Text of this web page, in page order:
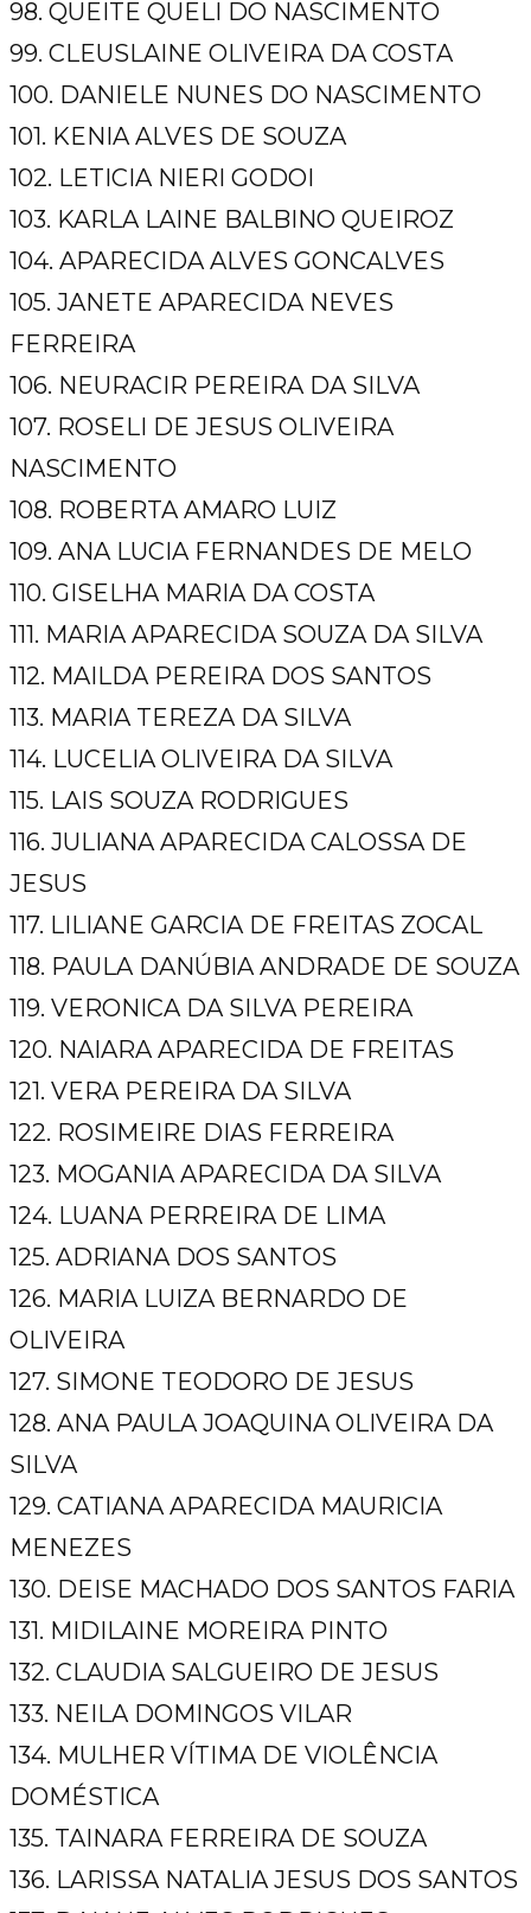
98. QUEITE QUELI DO NASCIMENTO
99. CLEUSLAINE OLIVEIRA DA COSTA
100. DANIELE NUNES DO NASCIMENTO
101. KENIA ALVES DE SOUZA
102. LETICIA NIERI GODOI
103. KARLA LAINE BALBINO QUEIROZ
104. APARECIDA ALVES GONCALVES
105. JANETE APARECIDA NEVES
FERREIRA
106. NEURACIR PEREIRA DA SILVA
107. ROSELI DE JESUS OLIVEIRA
NASCIMENTO
108. ROBERTA AMARO LUIZ
109. ANA LUCIA FERNANDES DE MELO
110. GISELHA MARIA DA COSTA
111. MARIA APARECIDA SOUZA DA SILVA
112. MAILDA PEREIRA DOS SANTOS
113. MARIA TEREZA DA SILVA
114. LUCELIA OLIVEIRA DA SILVA
115. LAIS SOUZA RODRIGUES
116. JULIANA APARECIDA CALOSSA DE
JESUS
117. LILIANE GARCIA DE FREITAS ZOCAL
118. PAULA DANÚBIA ANDRADE DE SOUZA
119. VERONICA DA SILVA PEREIRA
120. NAIARA APARECIDA DE FREITAS
121. VERA PEREIRA DA SILVA
122. ROSIMEIRE DIAS FERREIRA
123. MOGANIA APARECIDA DA SILVA
124. LUANA PERREIRA DE LIMA
125. ADRIANA DOS SANTOS
126. MARIA LUIZA BERNARDO DE
OLIVEIRA
127. SIMONE TEODORO DE JESUS
128. ANA PAULA JOAQUINA OLIVEIRA DA
SILVA
129. CATIANA APARECIDA MAURICIA
MENEZES
130. DEISE MACHADO DOS SANTOS FARIA
131. MIDILAINE MOREIRA PINTO
132. CLAUDIA SALGUEIRO DE JESUS
133. NEILA DOMINGOS VILAR
134. MULHER VÍTIMA DE VIOLÊNCIA
DOMÉSTICA
135. TAINARA FERREIRA DE SOUZA
136. LARISSA NATALIA JESUS DOS SANTOS